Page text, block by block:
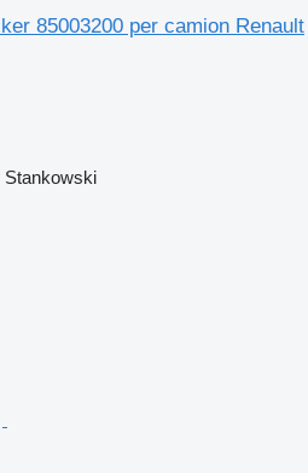
85003200 per camion Renault
Stankowski